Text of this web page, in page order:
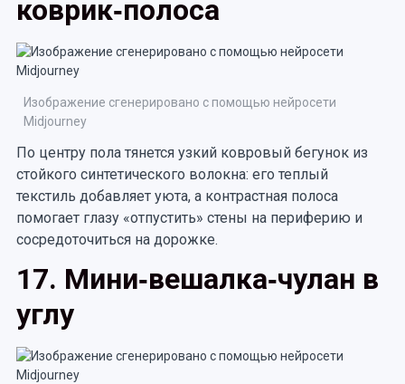
коврик‑полоса
Изображение сгенерировано с помощью нейросети
Midjourney
По центру пола тянется узкий ковровый бегунок из
стойкого синтетического волокна: его теплый
текстиль добавляет уюта, а контрастная полоса
помогает глазу «отпустить» стены на периферию и
сосредоточиться на дорожке.
17. Мини‑вешалка‑чулан в
углу